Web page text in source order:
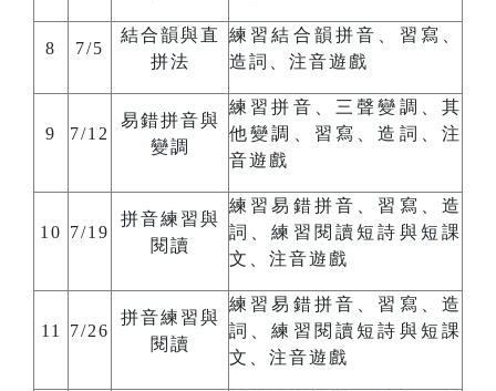
8 7/5
結合韻與直
拼法
練習結合韻拼音、習寫、
造詞、注音遊戲
9 7/12
易錯拼音與
變調
練習拼音、三聲變調、其
他變調、習寫、造詞、注
音遊戲
10 7/19
拼音練習與
閱讀
練習易錯拼音、習寫、造
詞、練習閱讀短詩與短課
文、注音遊戲
11 7/26
拼音練習與
閱讀
練習易錯拼音、習寫、造
詞、練習閱讀短詩與短課
文、注音遊戲